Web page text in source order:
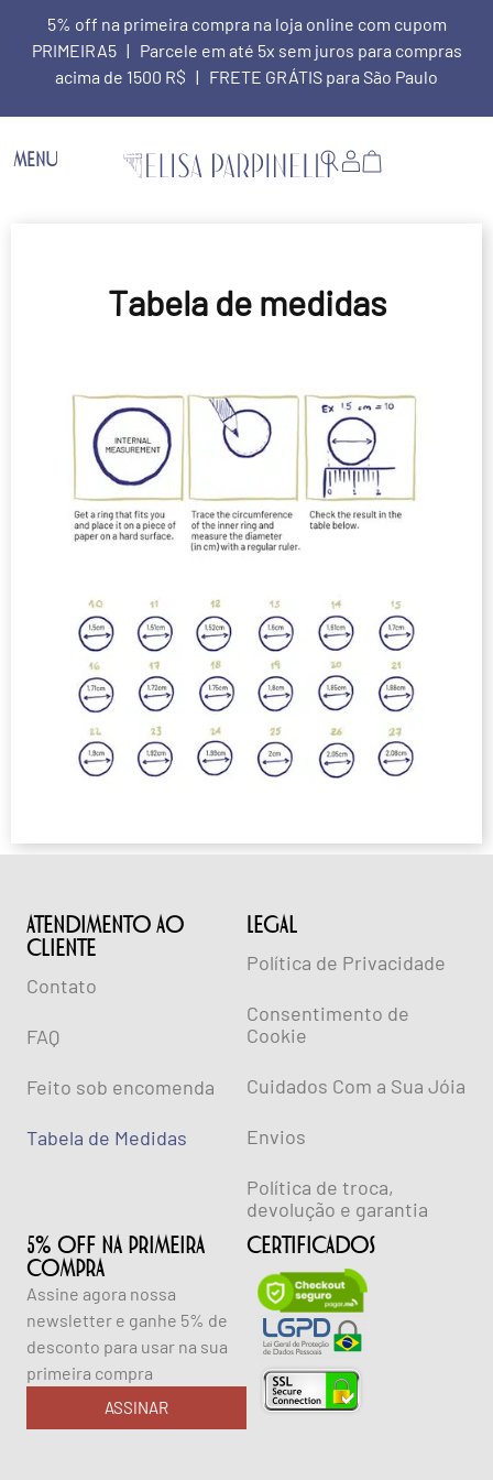
5% off na primeira compra na loja online com cupom
PRIMEIRA5 | Parcele em até 5x sem juros para compras
acima de 1500 R$ | FRETE GRÁTIS para São Paulo
MENU
Tabela de medidas
ATENDIMENTO AO
CLIENTE
Contato
FAQ
Feito sob encomenda
Tabela de Medidas
lEGAL
Política de Privacidade
Consentimento de
Cookie
Cuidados Com a Sua Jóia
Envios
Política de troca,
devolução e garantia
5% OFF NA PRIMEIRA
COMPRA
Assine agora nossa
newsletter e ganhe 5% de
desconto para usar na sua
primeira compra
ASSINAR
CERTIFICADOS